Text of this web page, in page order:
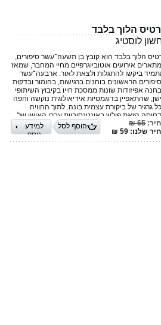
הלוך בלבד
לוסטיג
הלוך בלבד הוא קובץ בן תשעה־עשר סיפורים,
אירועים אוטוביוגרפיים מחיי המחבר, שמאז
ביקשו להתגלות ולצאת לאור. ארבעה־עשר
הראשונים בוחנים ברגישות, בהומור ובדקוּת
אפיזודות שונות ממסכת חייו בקיבוץ השיתופי
שהתאפיין בדוגמטיות אידיאולוגית נוקשה וחפה
גרגיר של ביקורת עצמית בונה. לתוך ההוויה
הזאת פולש באינטנסיביות עברו האישי של
הספוג ברשמים מכוננים מחיי משפחתו, מימי
מתקופת נעוריו ומשירותו הצבאי.
65 ₪
שלנו: 59 ₪
למידע
נוסף
הוסף לסל